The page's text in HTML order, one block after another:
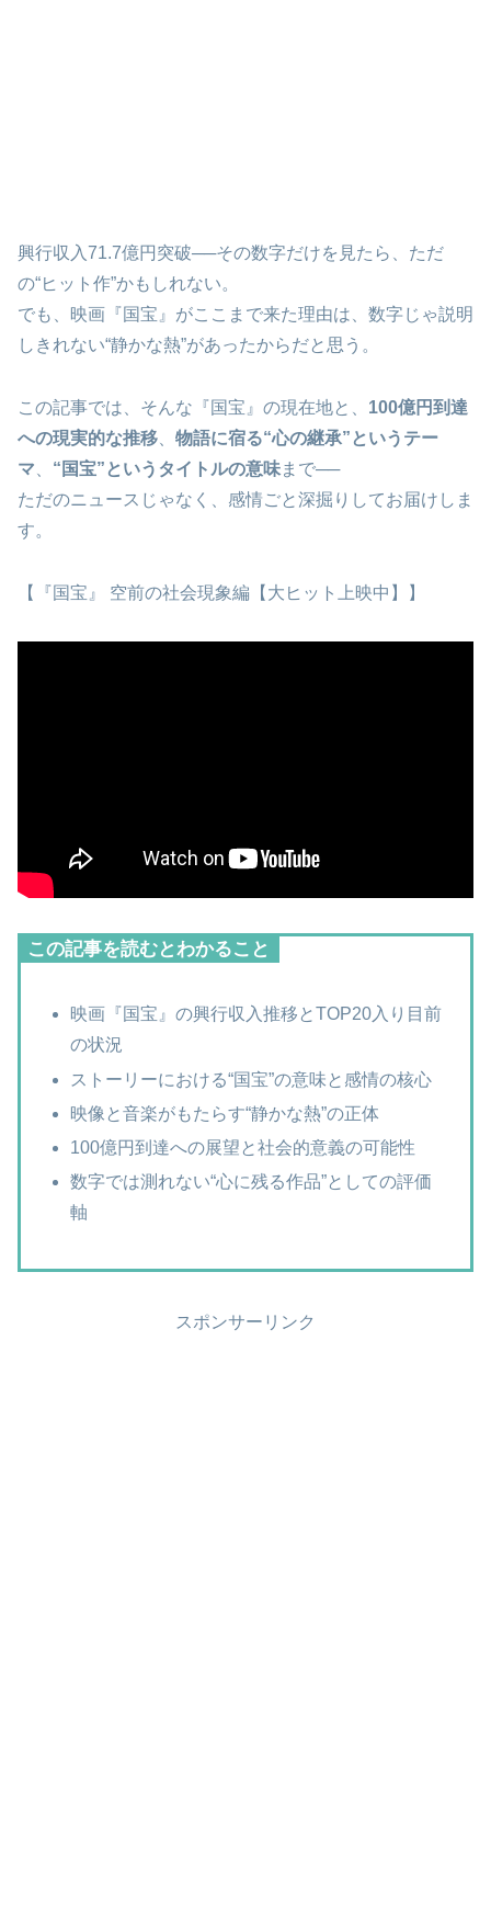
興行収入71.7億円突破──その数字だけを見たら、ただ
の“ヒット作”かもしれない。
でも、映画『国宝』がここまで来た理由は、数字じゃ説明
しきれない“静かな熱”があったからだと思う。
この記事では、そんな『国宝』の現在地と、 100億円到達
への現実的な推移
物語に宿る“心の継承”というテー
マ
“国宝”というタイトルの意味まで──
ただのニュースじゃなく、感情ごと深掘りしてお届けしま
す。
【『国宝』 空前の社会現象編【大ヒット上映中】】
この記事を読むとわかること
映画『国宝』の興行収入推移とTOP20入り目前
の状況
ストーリーにおける“国宝”の意味と感情の核心
映像と音楽がもたらす“静かな熱”の正体
100億円到達への展望と社会的意義の可能性
数字では測れない“心に残る作品”としての評価
軸
スポンサーリンク